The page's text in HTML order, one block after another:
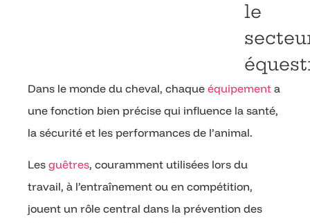
le
Dans le monde du cheval, chaque équipement a
une fonction bien précise qui influence la santé,
la sécurité et les performances de l’animal.
Les guêtres, couramment utilisées lors du
travail, à l’entraînement ou en compétition,
jouent un rôle central dans la prévention des